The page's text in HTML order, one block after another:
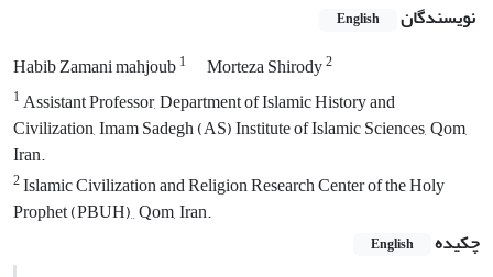
نویسندگان English
Habib Zamani mahjoub1 Morteza Shirody2
1Assistant Professor, Department of Islamic History and
Civilization, Imam Sadegh (AS) Institute of Islamic Sciences, Qom,
Iran.
2Islamic Civilization and Religion Research Center of the Holy
Prophet (PBUH),, Qom, Iran.
چکیده
English